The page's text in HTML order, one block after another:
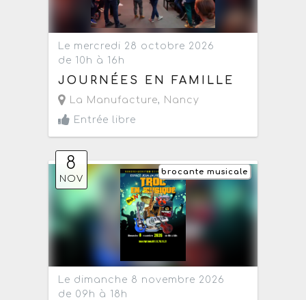
Le mercredi 28 octobre 2026
de 10h à 16h
JOURNÉES EN FAMILLE
La Manufacture, Nancy
Entrée libre
8
NOV
brocante musicale
Le dimanche 8 novembre 2026
de 09h à 18h